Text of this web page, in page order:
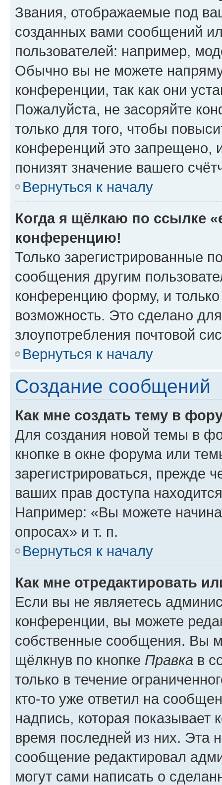
Звания, отображаемые под
созданных вами сообщений
пользователей: например,
Обычно вы не можете
конференции, так как они
Пожалуйста, не засоряйте
только для того, чтобы
конференций это запрещено,
понизят значение вашего
Вернуться к началу
Когда я щёлкаю по ссылке
конференцию!
Только зарегистрированные
сообщения другим
конференцию форму, и
возможность. Это сделано
злоупотребления почтовой
Вернуться к началу
Создание сообщений
Как мне создать тему в
Для создания новой темы в
кнопке в окне форума или
зарегистрироваться, прежде
ваших прав доступа
Например: «Вы можете
опросах» и т. п.
Вернуться к началу
Как мне отредактировать
Если вы не являетесь
конференции, вы можете
собственные сообщения. Вы
щёлкнув по кнопке Правка в
только в течение
кто-то уже ответил на
надпись, которая показывает
время последней из них. Эта
сообщение редактировал
могут сами написать о